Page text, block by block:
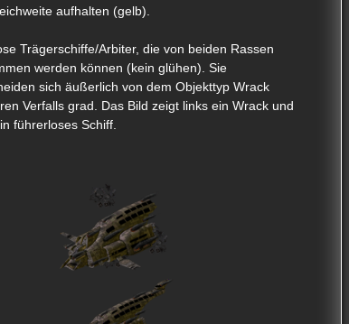
aufhalten (gelb).
Trägerschiffe/Arbiter, die von beiden Rassen
werden können (kein glühen). Sie
sich äußerlich von dem Objekttyp Wrack
Verfalls grad. Das Bild zeigt links ein Wrack und
führerloses Schiff.